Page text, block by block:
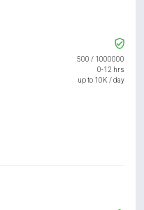
500 / 1000000
0-12 hrs
up to 10K / day